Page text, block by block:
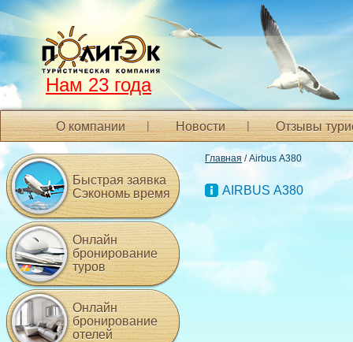
Нам 23 года
О компании Новости Отзывы
Главная / Airbus А380
AIRBUS А380
Быстрая заявка
Сэкономь время
Онлайн
бронирование
туров
Онлайн
бронирование
отелей